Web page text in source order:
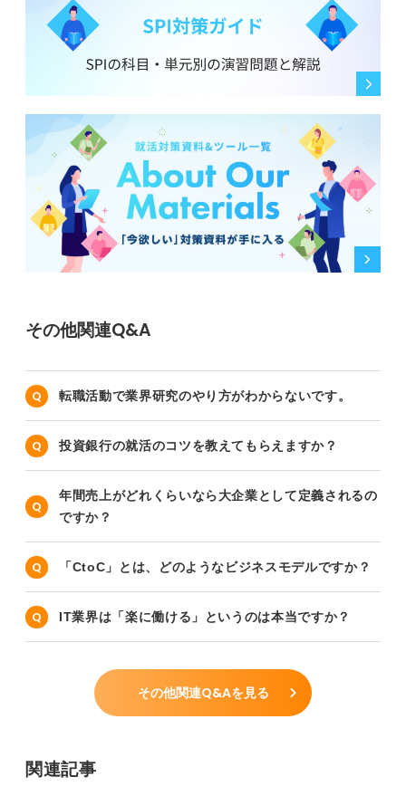
その他関連Q&A
転職活動で業界研究のやり方がわからないです。
投資銀行の就活のコツを教えてもらえますか？
年間売上がどれくらいなら大企業として定義されるの
ですか？
「CtoC」とは、どのようなビジネスモデルですか？
IT業界は「楽に働ける」というのは本当ですか？
その他関連Q&Aを見る
関連記事